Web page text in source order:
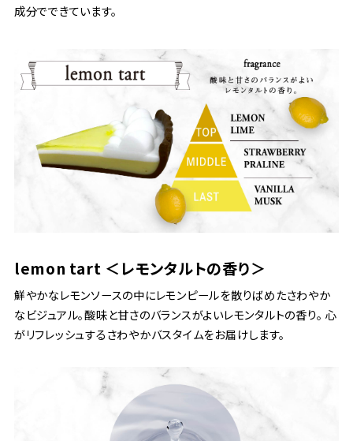
成分でできています。
lemon tart ＜レモンタルトの香り＞
鮮やかなレモンソースの中にレモンピールを散りばめたさわやか
なビジュアル。酸味と甘さのバランスがよいレモンタルトの香り。 心
がリフレッシュするさわやかバスタイムをお届けします。